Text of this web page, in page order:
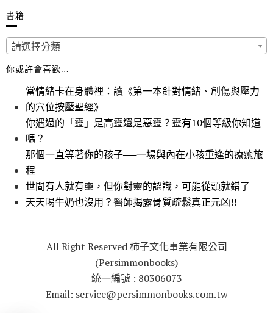
書籍
請選擇分類
你或許會喜歡…
當情緒卡在身體裡：讀《第一本針對情緒、創傷與壓力
的穴位按壓聖經》
你遇過的「靈」是高靈還是惡靈？靈有10個等級你知道
嗎？
那個一直等著你的孩子──一場與內在小孩重逢的療癒旅
程
世間有人就有靈，但你對靈的認識，可能從頭就錯了
天天喝牛奶也沒用？醫師揭露骨質疏鬆真正元凶!!
All Right Reserved 柿子文化事業有限公司
(Persimmonbooks)
統一編號 : 80306073
Email: service@persimmonbooks.com.tw